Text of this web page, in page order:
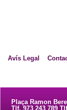
Avís Legal
Plaça Ramon
Tlf. 973 243 789